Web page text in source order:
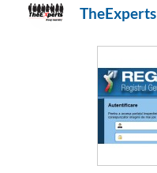
TheExperts